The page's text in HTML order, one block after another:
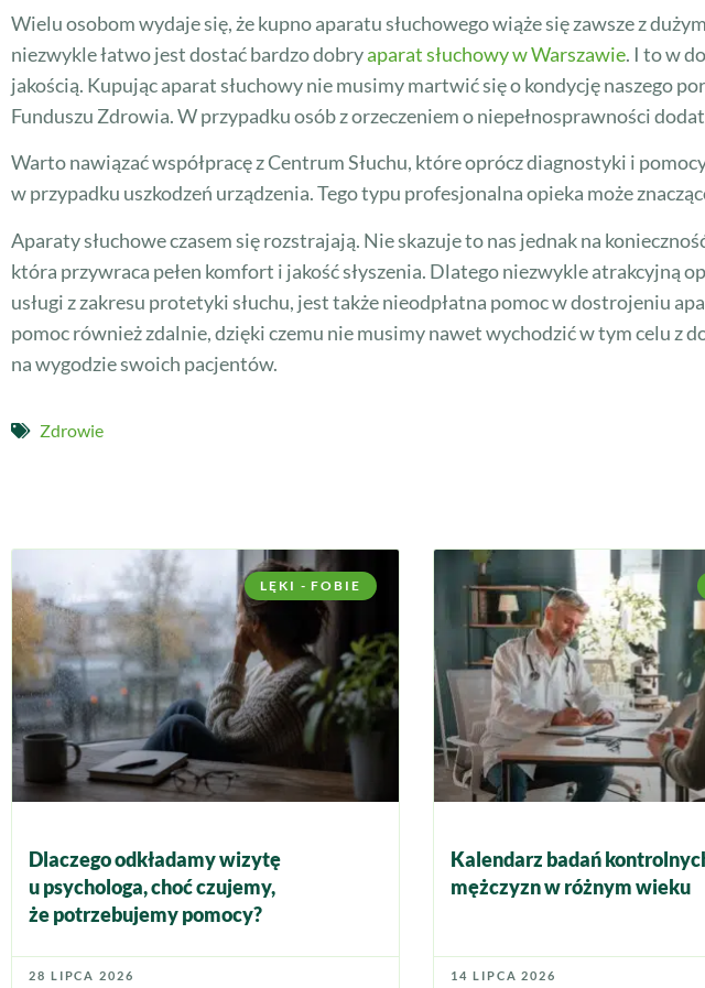
Wielu osobom wydaje się, że kupno aparatu słuchowego wiąże się zawsze z
niezwykle łatwo jest dostać bardzo dobryaparat słuchowy w Warszawie. I to w
jakością. Kupując aparat słuchowy nie musimy martwić się o kondycję naszego
Funduszu Zdrowia. W przypadku osób z orzeczeniem o niepełnosprawności
Warto nawiązać współpracę z Centrum Słuchu, które oprócz diagnostyki i
w przypadku uszkodzeń urządzenia. Tego typu profesjonalna opieka może
Aparaty słuchowe czasem się rozstrajają. Nie skazuje to nas jednak na
która przywraca pełen komfort i jakość słyszenia. Dlatego niezwykle atrakcyjną
usługi z zakresu protetyki słuchu, jest także nieodpłatna pomoc w dostrojeniu
pomoc również zdalnie, dzięki czemu nie musimy nawet wychodzić w tym celu z
na wygodzie swoich pacjentów.
Zdrowie
LĘKI - FOBIE
Dlaczego odkładamy wizytę
u psychologa, choć czujemy,
że potrzebujemy pomocy?
28 LIPCA 2026
Kalendarz badań
mężczyzn w różnym wieku
14 LIPCA 2026